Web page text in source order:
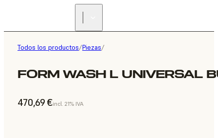
Todos los productos/Piezas/
FORM WASH L UNIVERSAL
470,69 €incl. 21% IVA